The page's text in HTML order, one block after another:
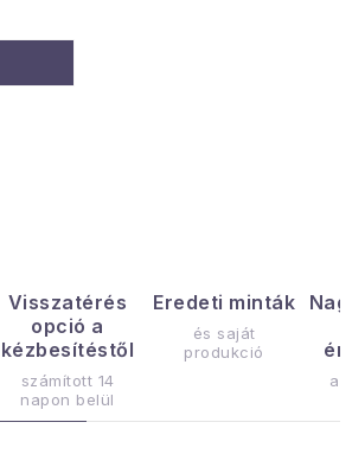
Visszatérés
opció a
kézbesítéstől
számított 14
napon belül
Eredeti minták
és saját
produkció